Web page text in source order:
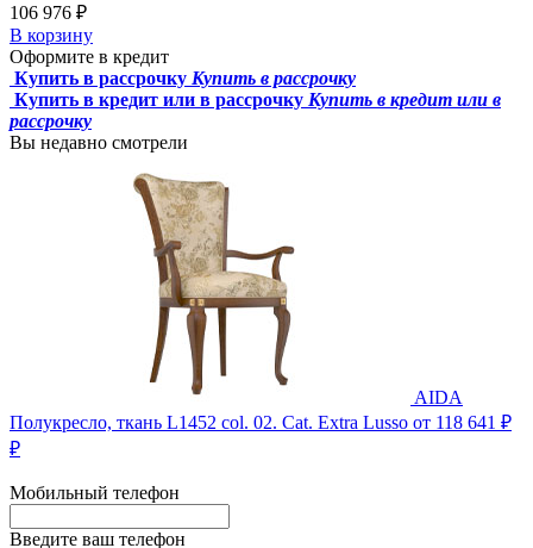
106 976 ₽
В корзину
Оформите в кредит
Купить в рассрочку Купить в рассрочку
Купить в кредит или в рассрочку Купить в кредит или в
рассрочку
Вы недавно смотрели
AIDA
Полукресло, ткань L1452 col. 02. Cat. Extra Lusso от 118 641 ₽
₽
Мобильный телефон
Введите ваш телефон